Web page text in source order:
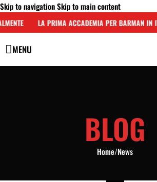
Skip to navigationSkip to main content
LA PRIMA ACCADEMIA PER BARMAN IN
MENU
BLOG
Home/News